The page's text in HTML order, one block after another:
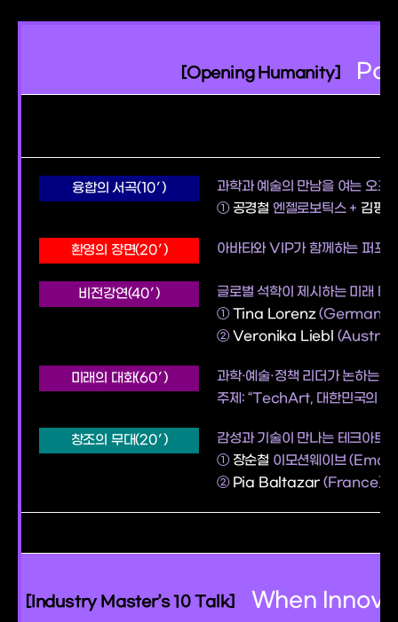
[Opening Humanity]
융합의 서곡(10′)
과학과 예술의 만남을 여는 오프
①공경철 엔젤로보틱스 + 김평호
환영의 장면(20′) 아바타와 VIP가 함께하는 퍼포
비전강연(40′)
글로벌 석학이 제시하는 미래 테
①Tina Lorenz(Germany)
②Veronika Liebl
미래의 대화(60′)
과학·예술·정책 리더가 논하는
주제: “TechArt, 대한민국의 미
창조의 무대(20′)
감성과 기술이 만나는 테크아트
① 장순철 이모션웨이브
② Pia Baltazar (France) +
[Industry Master’s 10 Talk] When